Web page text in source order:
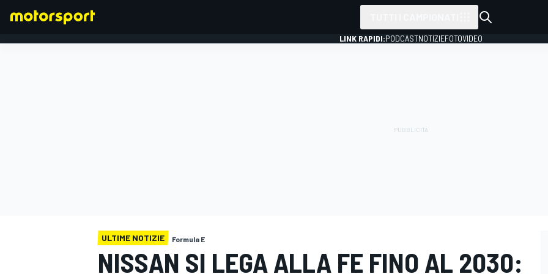
LINK RAPIDI:PODCASTNOTIZIEFOTOVIDEO
ULTIME NOTIZIE Formula E
NISSAN SI LEGA ALLA FE FINO AL 2030: